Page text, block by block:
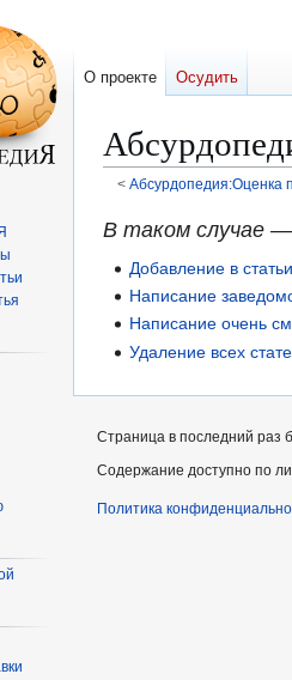
< Абсурдопедия:Оценка
Перейти
навигации
Перейти
поиску
В таком случае
Добавление в
Написание
Написание очень
Удаление всех
О проекте Осудить
Страница в последний раз
Содержание доступно по
Политика